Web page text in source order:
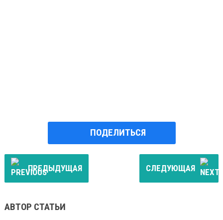
ПОДЕЛИТЬСЯ
ПРЕДЫДУЩАЯ СЛЕДУЮЩАЯ
АВТОР СТАТЬИ